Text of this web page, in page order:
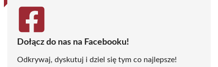
Dołącz do nas na Facebooku!
Odkrywaj, dyskutuj i dziel się tym co najlepsze!